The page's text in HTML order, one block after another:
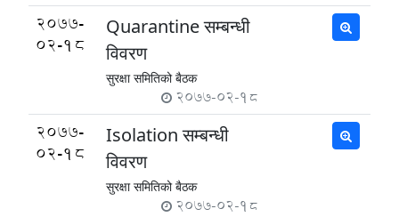
2077-
02-18
Quarantine सम्बन्धी
विवरण
सुरक्षा समितिको बैठक
2077-02-18
2077-
02-18
Isolation सम्बन्धी
विवरण
सुरक्षा समितिको बैठक
2077-02-18